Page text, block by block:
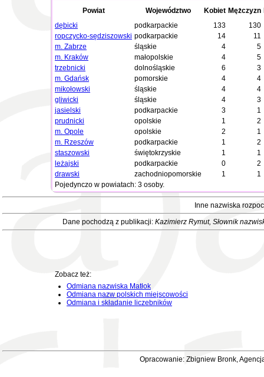
Powiat Województwo Kobiet Mężczyzn
dębicki
podkarpackie 133
130
ropczycko-sędziszowski podkarpackie 14
11
m. Zabrze
śląskie 4
5
m. Kraków
małopolskie 4
5
trzebnicki
dolnośląskie 6
3
m. Gdańsk
pomorskie 4
4
mikołowski
śląskie 4
4
gliwicki
śląskie 4
3
jasielski
podkarpackie 3
1
prudnicki
opolskie 1
2
m. Opole
opolskie 2
1
m. Rzeszów
podkarpackie 1
2
staszowski
świętokrzyskie 1
1
leżajski
podkarpackie 0
2
drawski
zachodniopomorskie 1
1
Pojedynczo w powiatach: 3 osoby.
Inne nazwiska
Dane pochodzą z publikacji: Kazimierz Rymut, Słownik
Zobacz też:
Odmiana nazwiska Matłok
Odmiana nazw polskich miejscowości
Odmiana i składanie liczebników
Opracowanie: Zbigniew Bronk,